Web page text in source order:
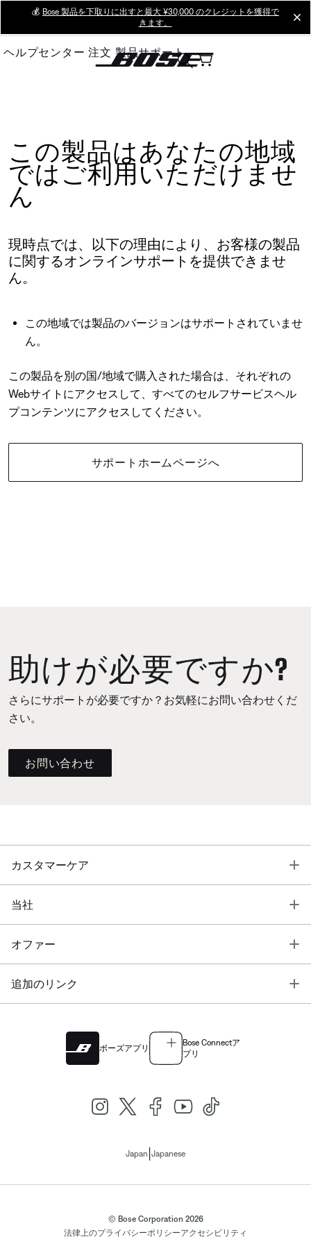
Main
💰 Bose 製品を下取りに出すと最大 ¥30,000 のクレジットを獲得で
きます。
ヘルプセンター 注文 製品サポート
この製品はあなたの地域
ではご利用いただけませ
ん
現時点では、以下の理由により、お客様の製品
に関するオンラインサポートを提供できませ
ん。
この地域では製品のバージョンはサポートされていませ
ん。
この製品を別の国/地域で購入された場合は、それぞれの
Webサイトにアクセスして、すべてのセルフサービスヘル
プコンテンツにアクセスしてください。
サポートホームページへ
助けが必要ですか?
さらにサポートが必要ですか？お気軽にお問い合わせくだ
さい。
お問い合わせ
カスタマーケア
当社
オファー
追加のリンク
ボーズアプリ
Bose Connectア
プリ
Japan Japanese
© Bose Corporation 2026
法律上のプライバシーポリシーアクセシビリティ